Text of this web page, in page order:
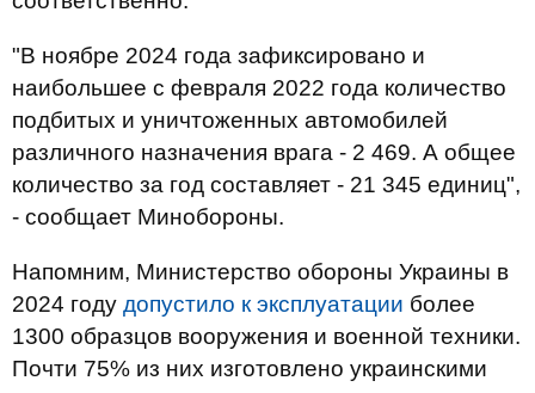
"В ноябре 2024 года зафиксировано и
наибольшее с февраля 2022 года количество
подбитых и уничтоженных автомобилей
различного назначения врага - 2 469. А общее
количество за год составляет - 21 345 единиц",
- сообщает Минобороны.
Напомним, Министерство обороны Украины в
2024 году допустило к эксплуатации более
1300 образцов вооружения и военной техники.
Почти 75% из них изготовлено украинскими